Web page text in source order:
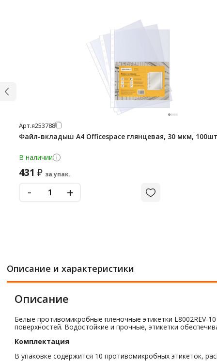
Арт.я253788
Файл-вкладыш А4 Officespace глянцевая, 30 мкм,
В наличии
431 ₽ за упак.
- +
Описание и характеристики
Описание
Белые противомикробные пленочные этикетки L8002REV-
поверхностей. Водостойкие и прочные, этикетки
Комплектация
В упаковке содержится 10 противомикробных этикеток,